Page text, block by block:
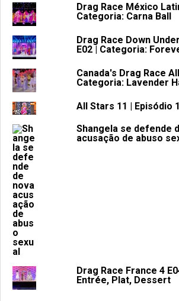
Drag Race México
Categoria: Carna Ball
Drag Race Down
E02 | Categoria:
Canada's Drag Race
Categoria: Lavender
All Stars 11 | Episódio
Shangela se defende
acusação de abuso
Drag Race France 4
Entrée, Plat, Dessert